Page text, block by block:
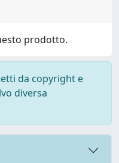
prodotto.
da copyright e
diversa